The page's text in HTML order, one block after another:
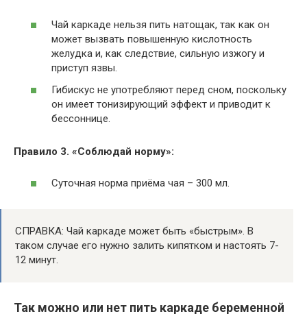
Чай каркаде нельзя пить натощак, так как он
может вызвать повышенную кислотность
желудка и, как следствие, сильную изжогу и
приступ язвы.
Гибискус не употребляют перед сном, поскольку
он имеет тонизирующий эффект и приводит к
бессоннице.
Правило 3. «Соблюдай норму»:
Суточная норма приёма чая – 300 мл.
СПРАВКА: Чай каркаде может быть «быстрым». В
таком случае его нужно залить кипятком и настоять 7-
12 минут.
Так можно или нет пить каркаде беременной